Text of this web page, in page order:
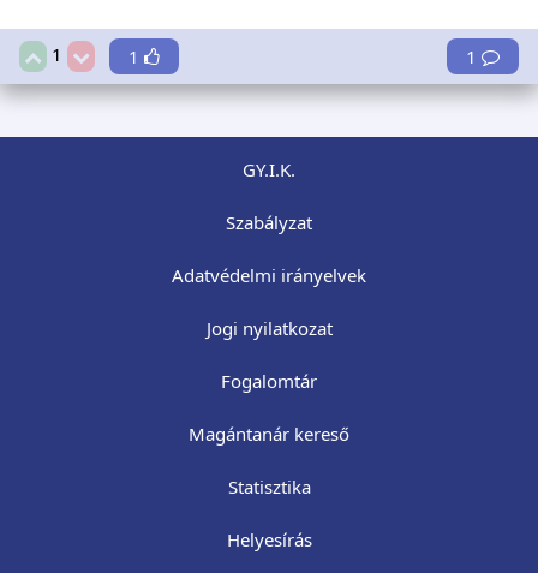
1 1 1
GY.I.K.
Szabályzat
Adatvédelmi irányelvek
Jogi nyilatkozat
Fogalomtár
Magántanár kereső
Statisztika
Helyesírás